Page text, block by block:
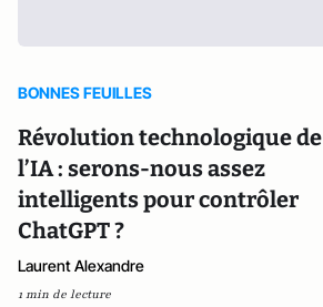
BONNES FEUILLES
Révolution technologique de
l’IA : serons-nous assez
intelligents pour contrôler
ChatGPT ?
Laurent Alexandre
1 min de lecture